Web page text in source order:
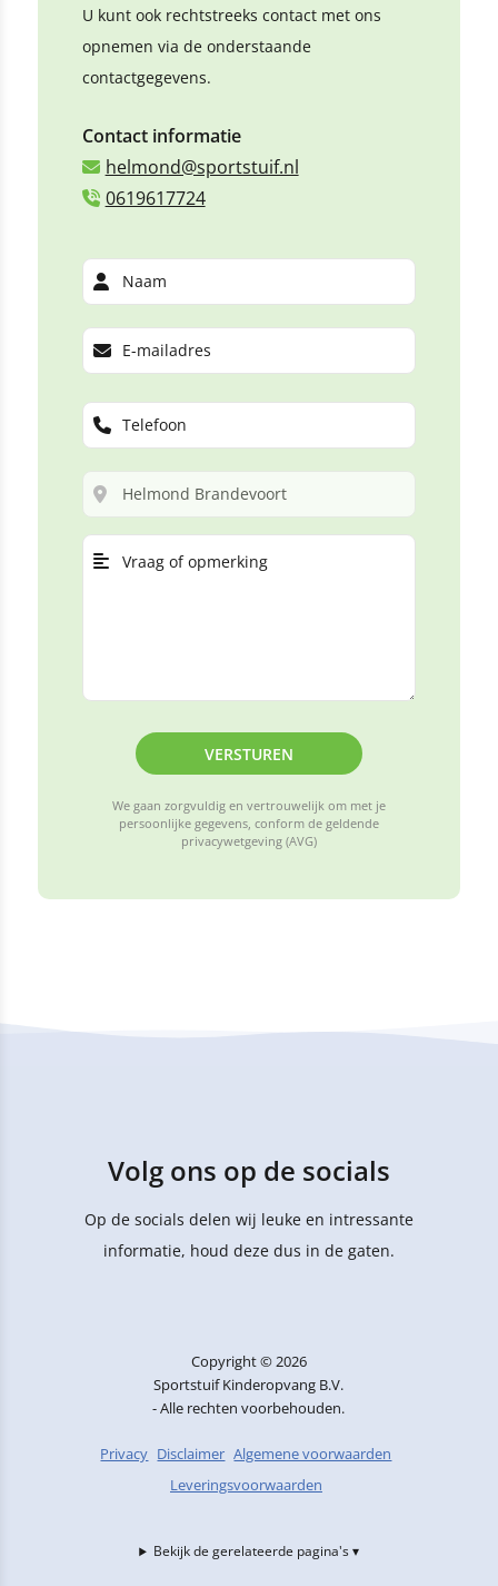
U kunt ook rechtstreeks contact met ons
opnemen via de onderstaande
contactgegevens.
Contact informatie
helmond@sportstuif.nl
0619617724
VERSTUREN
We gaan zorgvuldig en vertrouwelijk om met je
persoonlijke gegevens, conform de geldende
privacywetgeving (AVG)
Volg ons op de socials
Op de socials delen wij leuke en intressante
informatie, houd deze dus in de gaten.
Copyright © 2026
Sportstuif Kinderopvang B.V.
- Alle rechten voorbehouden.
Privacy Disclaimer Algemene voorwaarden
Leveringsvoorwaarden
Bekijk de gerelateerde pagina's